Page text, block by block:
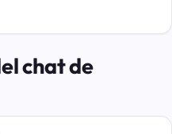
chat de